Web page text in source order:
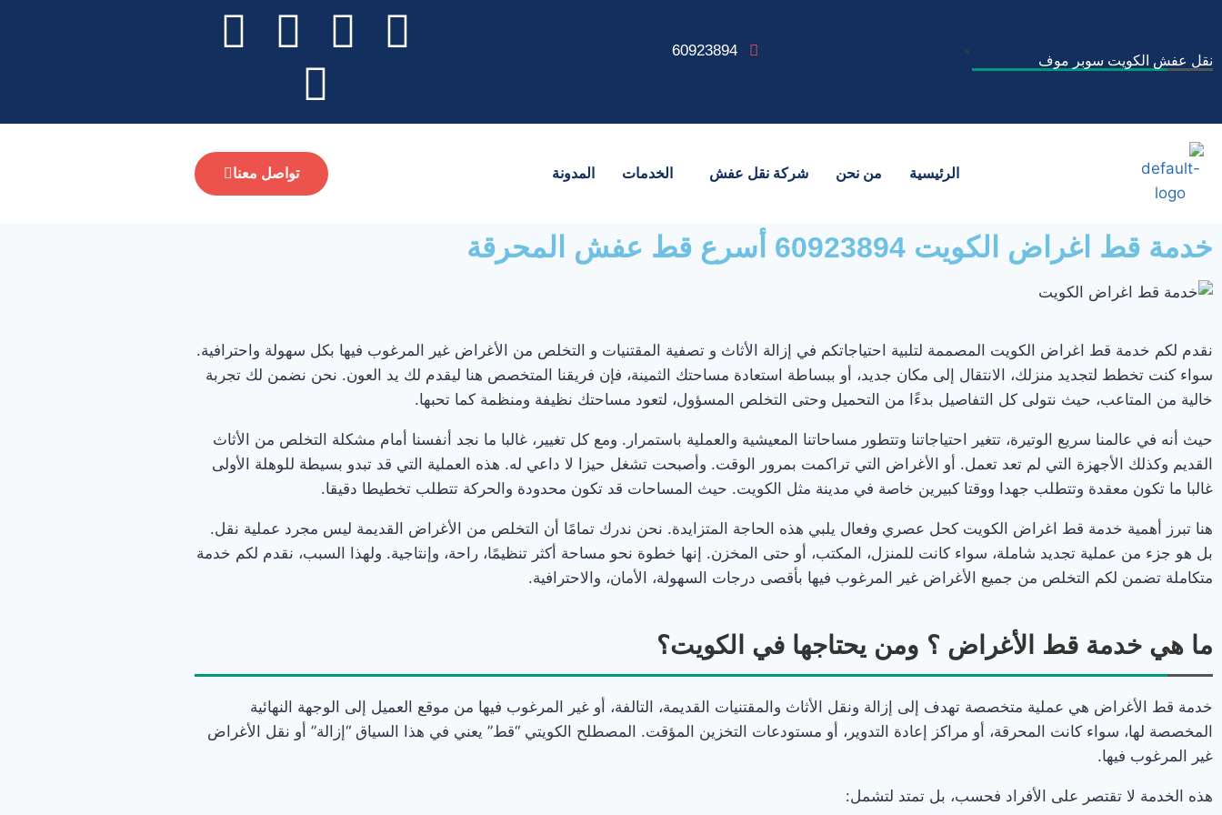
نقل عفش الكويت سوبر موف
60923894
الرئيسية من نحن شركة نقل عفش الخدمات المدونة تواصل معنا
خدمة قط اغراض الكويت 60923894 أسرع قط عفش المحرقة
نقدم لكم خدمة قط اغراض الكويت المصممة لتلبية احتياجاتكم في إزالة الأثاث و تصفية المقتنيات و التخلص من الأغراض غير المرغوب فيها بكل سهولة واحترافية.
سواء كنت تخطط لتجديد منزلك، الانتقال إلى مكان جديد، أو ببساطة استعادة مساحتك الثمينة، فإن فريقنا المتخصص هنا ليقدم لك يد العون. نحن نضمن لك تجربة
خالية من المتاعب، حيث نتولى كل التفاصيل بدءًا من التحميل وحتى التخلص المسؤول، لتعود مساحتك نظيفة ومنظمة كما تحبها.
حيث أنه في عالمنا سريع الوتيرة، تتغير احتياجاتنا وتتطور مساحاتنا المعيشية والعملية باستمرار. ومع كل تغيير، غالبا ما نجد أنفسنا أمام مشكلة التخلص من الأثاث
القديم وكذلك الأجهزة التي لم تعد تعمل. أو الأغراض التي تراكمت بمرور الوقت. وأصبحت تشغل حيزا لا داعي له. هذه العملية التي قد تبدو بسيطة للوهلة الأولى
غالبا ما تكون معقدة وتتطلب جهدا ووقتا كبيرين خاصة في مدينة مثل الكويت. حيث المساحات قد تكون محدودة والحركة تتطلب تخطيطا دقيقا.
هنا تبرز أهمية خدمة قط اغراض الكويت كحل عصري وفعال يلبي هذه الحاجة المتزايدة. نحن ندرك تمامًا أن التخلص من الأغراض القديمة ليس مجرد عملية نقل.
بل هو جزء من عملية تجديد شاملة، سواء كانت للمنزل، المكتب، أو حتى المخزن. إنها خطوة نحو مساحة أكثر تنظيمًا، راحة، وإنتاجية. ولهذا السبب، نقدم لكم خدمة
متكاملة تضمن لكم التخلص من جميع الأغراض غير المرغوب فيها بأقصى درجات السهولة، الأمان، والاحترافية.
ما هي خدمة قط الأغراض ؟ ومن يحتاجها في الكويت؟
خدمة قط الأغراض هي عملية متخصصة تهدف إلى إزالة ونقل الأثاث والمقتنيات القديمة، التالفة، أو غير المرغوب فيها من موقع العميل إلى الوجهة النهائية
المخصصة لها، سواء كانت المحرقة، أو مراكز إعادة التدوير، أو مستودعات التخزين المؤقت. المصطلح الكويتي “قط” يعني في هذا السياق “إزالة” أو نقل الأغراض
غير المرغوب فيها.
هذه الخدمة لا تقتصر على الأفراد فحسب، بل تمتد لتشمل: